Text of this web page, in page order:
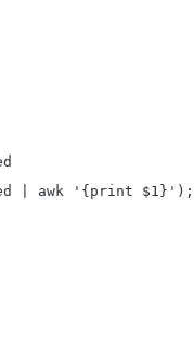
| awk '{print $1}');